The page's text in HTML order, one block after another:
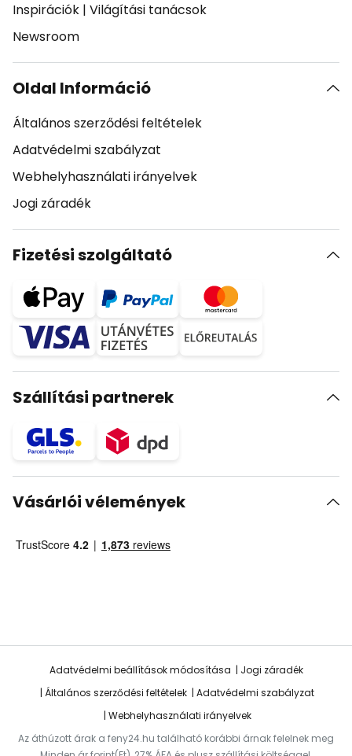
Inspirációk | Világítási tanácsok
Newsroom
Oldal Információ
Általános szerződési feltételek
Adatvédelmi szabályzat
Webhelyhasználati irányelvek
Jogi záradék
Fizetési szolgáltató
Szállítási partnerek
Vásárlói vélemények
Adatvédelmi beállítások módosítása
Jogi záradék
Általános szerződési feltételek
Adatvédelmi szabályzat
Webhelyhasználati irányelvek
Az áthúzott árak a feny24.hu található korábbi árnak felelnek meg